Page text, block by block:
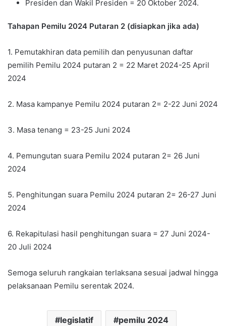
Presiden dan Wakil Presiden = 20 Oktober 2024.
Tahapan Pemilu 2024 Putaran 2 (disiapkan jika ada)
1. Pemutakhiran data pemilih dan penyusunan daftar
pemilih Pemilu 2024 putaran 2 = 22 Maret 2024-25 April
2024
2. Masa kampanye Pemilu 2024 putaran 2= 2-22 Juni 2024
3. Masa tenang = 23-25 Juni 2024
4. Pemungutan suara Pemilu 2024 putaran 2= 26 Juni
2024
5. Penghitungan suara Pemilu 2024 putaran 2= 26-27 Juni
2024
6. Rekapitulasi hasil penghitungan suara = 27 Juni 2024-
20 Juli 2024
Semoga seluruh rangkaian terlaksana sesuai jadwal hingga
pelaksanaan Pemilu serentak 2024.
legislatif pemilu 2024